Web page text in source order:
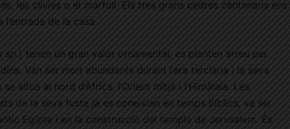
les clívies o el marfull. Els tres grans cedres centenaris ens
de la casa
sp. ) tenen un gran valor ornamental, es planten arreu per
Van ser molt abundants durant l’era terciària i la seva
situa al nord d’Àfrica, l’Orient mitjà i l’Himàlaia. Les
de la seva fusta ja es coneixien en temps bíblics, va ser
Egipte i en la construcció del temple de Jerusalem. És